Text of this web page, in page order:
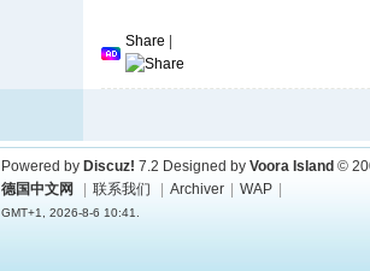
Share
Powered by Discuz! 7.2 Designed by Voora Island ©
德国中文网
联系我们 Archiver WAP
GMT+1, 2026-8-6 10:41.